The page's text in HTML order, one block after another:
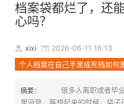
档案袋都烂了，还
心吗？
xixi 2026-06-11 16:13
个人档案在自己手里成死档如何
摘要：
很多人离职或者毕业
里没管，等想起来的时候，袋